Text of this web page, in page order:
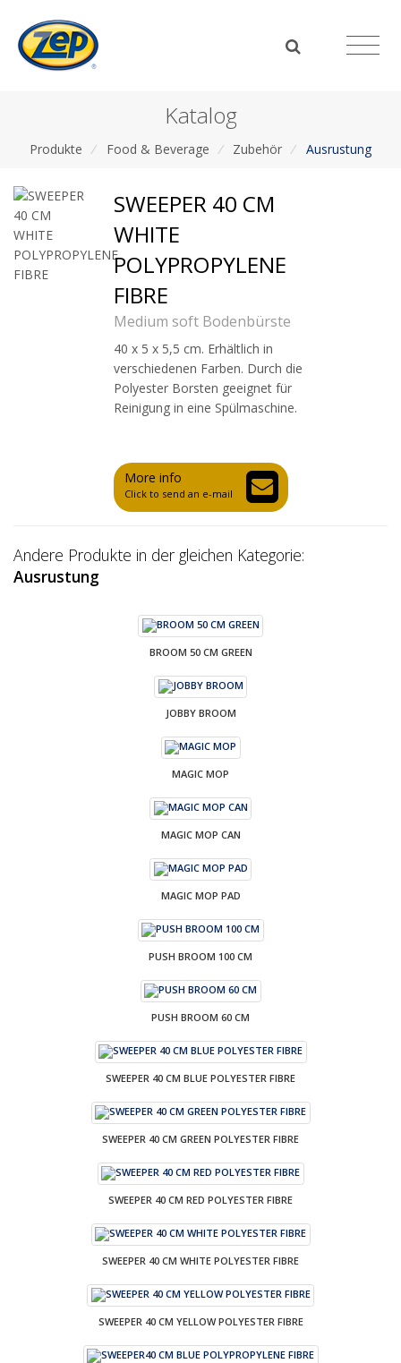
Katalog
Produkte / Food & Beverage / Zubehör / Ausrustung
SWEEPER 40 CM
WHITE
POLYPROPYLENE
FIBRE
Medium soft Bodenbürste
40 x 5 x 5,5 cm. Erhältlich in
verschiedenen Farben. Durch die
Polyester Borsten geeignet für
Reinigung in eine Spülmaschine.
More info
Click to send an e-mail
Andere Produkte in der gleichen Kategorie:
Ausrustung
BROOM 50 CM GREEN
JOBBY BROOM
MAGIC MOP
MAGIC MOP CAN
MAGIC MOP PAD
PUSH BROOM 100 CM
PUSH BROOM 60 CM
SWEEPER 40 CM BLUE POLYESTER FIBRE
SWEEPER 40 CM GREEN POLYESTER FIBRE
SWEEPER 40 CM RED POLYESTER FIBRE
SWEEPER 40 CM WHITE POLYESTER FIBRE
SWEEPER 40 CM YELLOW POLYESTER FIBRE